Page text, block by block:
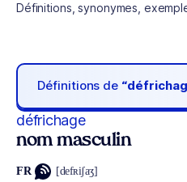
Définitions, synonymes,
Définitions de
défrichage
nom masculin
FR [defʀiʃaʒ]